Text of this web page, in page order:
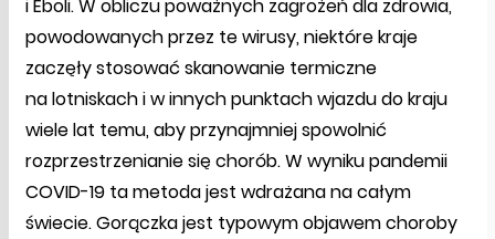
i Eboli. W obliczu poważnych zagrożeń dla zdrowia,
powodowanych przez te wirusy, niektóre kraje
zaczęły stosować skanowanie termiczne
na lotniskach i w innych punktach wjazdu do kraju
wiele lat temu, aby przynajmniej spowolnić
rozprzestrzenianie się chorób. W wyniku pandemii
COVID-19 ta metoda jest wdrażana na całym
świecie. Gorączka jest typowym objawem choroby